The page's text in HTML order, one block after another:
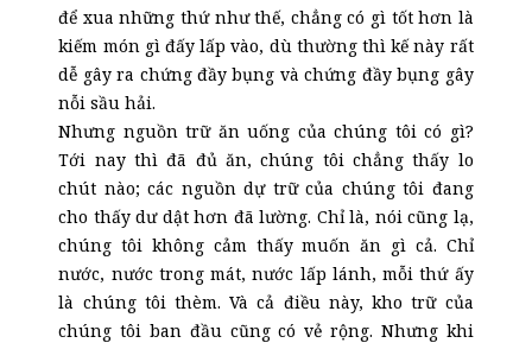
để xua những thứ như thế, chẳng có gì tốt hơn là
kiếm món gì đấy lấp vào, dù thường thì kế này rất
dễ gây ra chứng đầy bụng và chứng đầy bụng gây
nỗi sầu hải.
Nhưng nguồn trữ ăn uống của chúng tôi có gì?
Tới nay thì đã đủ ăn, chúng tôi chẳng thấy lo
chút nào; các nguồn dự trữ của chúng tôi đang
cho thấy dư dật hơn đã lường. Chỉ là, nói cũng lạ,
chúng tôi không cảm thấy muốn ăn gì cả. Chỉ
nước, nước trong mát, nước lấp lánh, mỗi thứ ấy
là chúng tôi thèm. Và cả điều này, kho trữ của
chúng tôi ban đầu cũng có vẻ rộng. Nhưng khi